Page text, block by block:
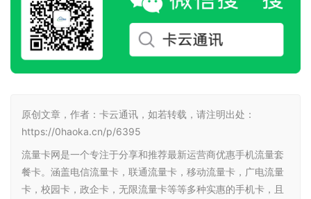
原创文章，作者：卡云通讯，如若转载，请注明出处：
https://0haoka.cn/p/6395
流量卡网是一个专注于分享和推荐最新运营商优惠手机流量套
餐卡。涵盖电信流量卡，联通流量卡，移动流量卡，广电流量
卡，校园卡，政企卡，无限流量卡等等多种实惠的手机卡，且